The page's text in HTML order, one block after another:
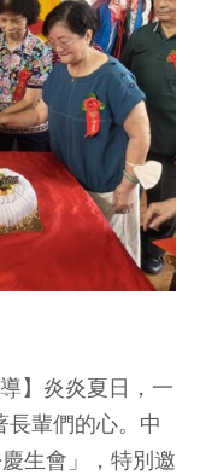
】炎炎夏日，一
長輩們的心。中
生會」，特別邀